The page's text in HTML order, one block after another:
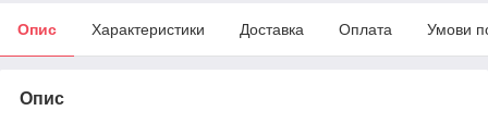
Опис Характеристики Доставка Оплата Умови
Опис